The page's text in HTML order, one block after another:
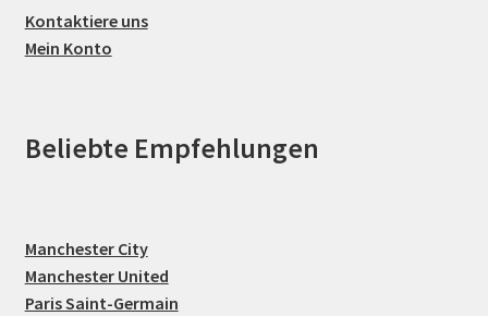
Kontaktiere uns
Mein Konto
Beliebte Empfehlungen
Manchester City
Manchester United
Paris Saint-Germain